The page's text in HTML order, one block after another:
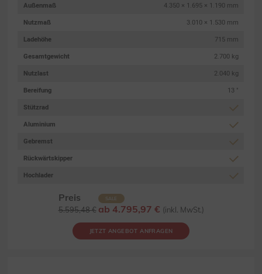
Außenmaß
4.350 × 1.695 × 1.190 mm
Nutzmaß
3.010 × 1.530 mm
Ladehöhe
715 mm
Gesamtgewicht
2.700 kg
Nutzlast
2.040 kg
Bereifung
13 "
Stützrad
Aluminium
Gebremst
Rückwärtskipper
Hochlader
Preis SALE
5.595,48 €ab 4.795,97 € (inkl. MwSt.)
JETZT ANGEBOT ANFRAGEN